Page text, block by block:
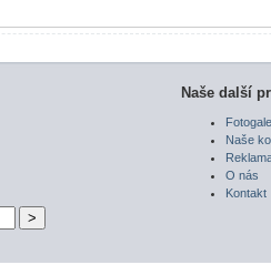
Naše další
Naše
O nás
Kontakt